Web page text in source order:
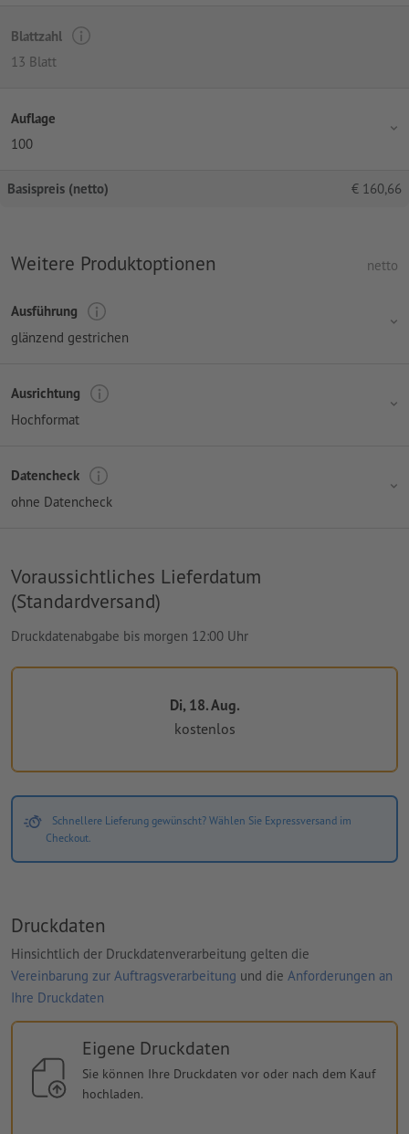
Blattzahl
13 Blatt
Auflage
100
Basispreis (netto) € 160,66
Weitere Produktoptionen netto
Ausführung
glänzend gestrichen
Ausrichtung
Hochformat
Datencheck
ohne Datencheck
Voraussichtliches Lieferdatum
(Standardversand)
Druckdatenabgabe bis morgen 12:00 Uhr
Di, 18. Aug.
kostenlos
Schnellere Lieferung gewünscht? Wählen Sie Expressversand im
Checkout.
Druckdaten
Hinsichtlich der Druckdatenverarbeitung gelten die
Vereinbarung zur Auftragsverarbeitung und die Anforderungen an
Ihre Druckdaten
Eigene Druckdaten
Sie können Ihre Druckdaten vor oder nach dem Kauf
hochladen.